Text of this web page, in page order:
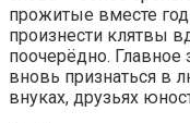
прожитые вместе
произнести клятвы
поочерёдно. Главное
вновь признаться в
внуках, друзьях